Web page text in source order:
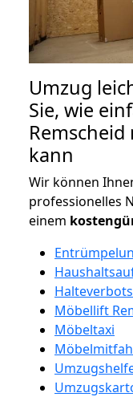
Umzug
Sie, wie
Remscheid
kann
Wir können
professionelles
einem
Möbellift
Möbeltaxi